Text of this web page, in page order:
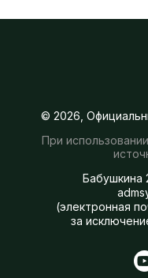
© 2026,
При
Бабушкина
(электронная
за